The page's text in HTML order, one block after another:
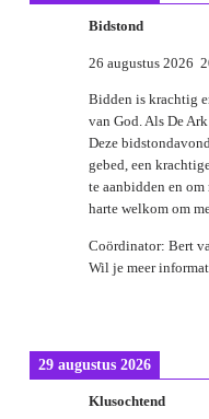
Bidstond
26 augustus 2026
Bidden is krachtig
van God. Als De
Deze
gebed, een
te aanbidden en
harte welkom om
Coördinator: Bert
Wil je meer
29 augustus 2026
Klusochtend